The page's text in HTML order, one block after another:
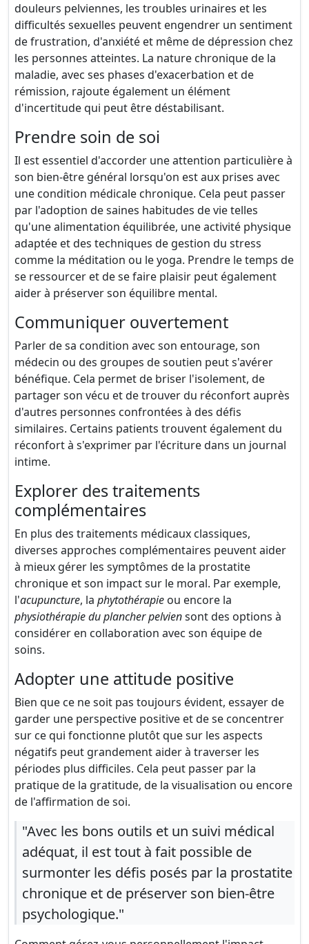
douleurs pelviennes, les troubles urinaires et les
difficultés sexuelles peuvent engendrer un sentiment
de frustration, d'anxiété et même de dépression chez
les personnes atteintes. La nature chronique de la
maladie, avec ses phases d'exacerbation et de
rémission, rajoute également un élément
d'incertitude qui peut être déstabilisant.
Prendre soin de soi
Il est essentiel d'accorder une attention particulière à
son bien-être général lorsqu'on est aux prises avec
une condition médicale chronique. Cela peut passer
par l'adoption de saines habitudes de vie telles
qu'une alimentation équilibrée, une activité physique
adaptée et des techniques de gestion du stress
comme la méditation ou le yoga. Prendre le temps de
se ressourcer et de se faire plaisir peut également
aider à préserver son équilibre mental.
Communiquer ouvertement
Parler de sa condition avec son entourage, son
médecin ou des groupes de soutien peut s'avérer
bénéfique. Cela permet de briser l'isolement, de
partager son vécu et de trouver du réconfort auprès
d'autres personnes confrontées à des défis
similaires. Certains patients trouvent également du
réconfort à s'exprimer par l'écriture dans un journal
intime.
Explorer des traitements
complémentaires
En plus des traitements médicaux classiques,
diverses approches complémentaires peuvent aider
à mieux gérer les symptômes de la prostatite
chronique et son impact sur le moral. Par exemple,
l'acupuncture, la phytothérapie ou encore la
physiothérapie du plancher pelviensont des options à
considérer en collaboration avec son équipe de
soins.
Adopter une attitude positive
Bien que ce ne soit pas toujours évident, essayer de
garder une perspective positive et de se concentrer
sur ce qui fonctionne plutôt que sur les aspects
négatifs peut grandement aider à traverser les
périodes plus difficiles. Cela peut passer par la
pratique de la gratitude, de la visualisation ou encore
de l'affirmation de soi.
"Avec les bons outils et un suivi médical
adéquat, il est tout à fait possible de
surmonter les défis posés par la prostatite
chronique et de préserver son bien-être
psychologique."